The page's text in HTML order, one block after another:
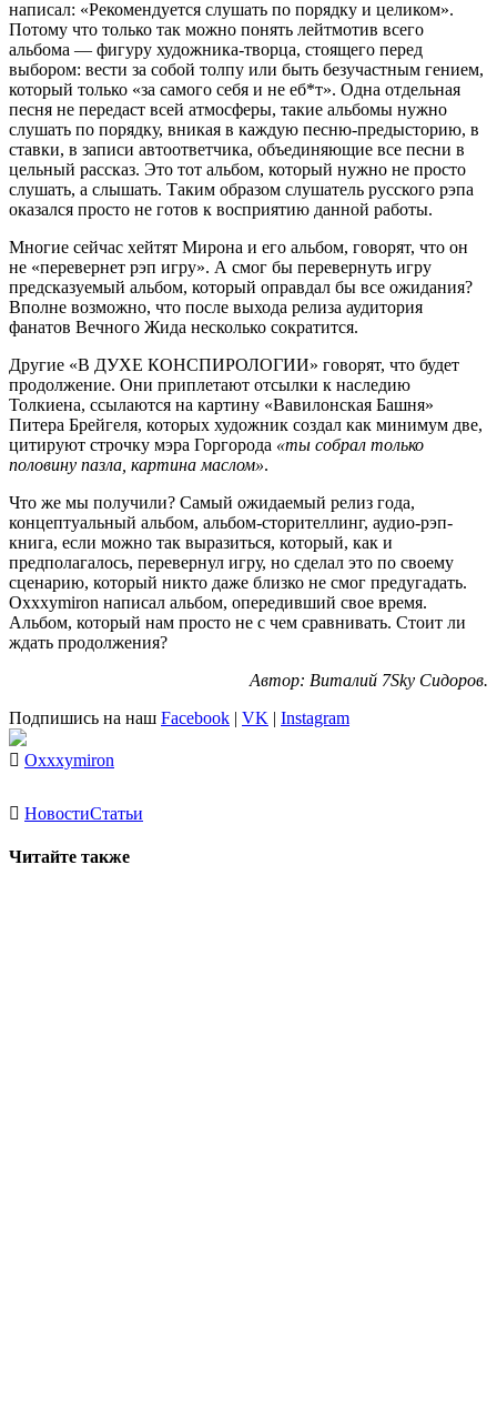
написал: «Рекомендуется слушать по порядку и целиком».
Потому что только так можно понять лейтмотив всего
альбома — фигуру художника-творца, стоящего перед
выбором: вести за собой толпу или быть безучастным гением,
который только «за самого себя и не еб*т». Одна отдельная
песня не передаст всей атмосферы, такие альбомы нужно
слушать по порядку, вникая в каждую песню-предысторию, в
ставки, в записи автоответчика, объединяющие все песни в
цельный рассказ. Это тот альбом, который нужно не просто
слушать, а слышать. Таким образом слушатель русского рэпа
оказался просто не готов к восприятию данной работы.
Многие сейчас хейтят Мирона и его альбом, говорят, что он
не «перевернет рэп игру». А смог бы перевернуть игру
предсказуемый альбом, который оправдал бы все ожидания?
Вполне возможно, что после выхода релиза аудитория
фанатов Вечного Жида несколько сократится.
Другие «В ДУХЕ КОНСПИРОЛОГИИ» говорят, что будет
продолжение. Они приплетают отсылки к наследию
Толкиена, ссылаются на картину «Вавилонская Башня»
Питера Брейгеля, которых художник создал как минимум две,
цитируют строчку мэра Горгорода «ты собрал только
половину пазла, картина маслом».
Что же мы получили? Самый ожидаемый релиз года,
концептуальный альбом, альбом-сторителлинг, аудио-рэп-
книга, если можно так выразиться, который, как и
предполагалось, перевернул игру, но сделал это по своему
сценарию, который никто даже близко не смог предугадать.
Oxxxymiron написал альбом, опередивший свое время.
Альбом, который нам просто не с чем сравнивать. Стоит ли
ждать продолжения?
Автор: Виталий 7Sky Сидоров.
Подпишись на наш Facebook | VK | Instagram
Oxxxymiron
НовостиСтатьи
Читайте также